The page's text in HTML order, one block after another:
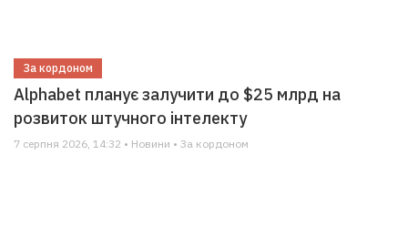
За кордоном
Alphabet планує залучити до $25 млрд на
розвиток штучного інтелекту
7 серпня 2026, 14:32 • Новини • За кордоном